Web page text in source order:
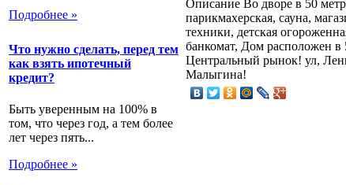
Подробнее »
Что нужно сделать, перед тем
как взять ипотечный
кредит?
Быть уверенным на 100% в
том, что через год, а тем более
лет через пять...
Подробнее »
Описание Во дворе в 50
парикмахерская, сауна,
техники, детская
банкомат, Дом расположен в
Центральный рынок! ул,
Малыгина!